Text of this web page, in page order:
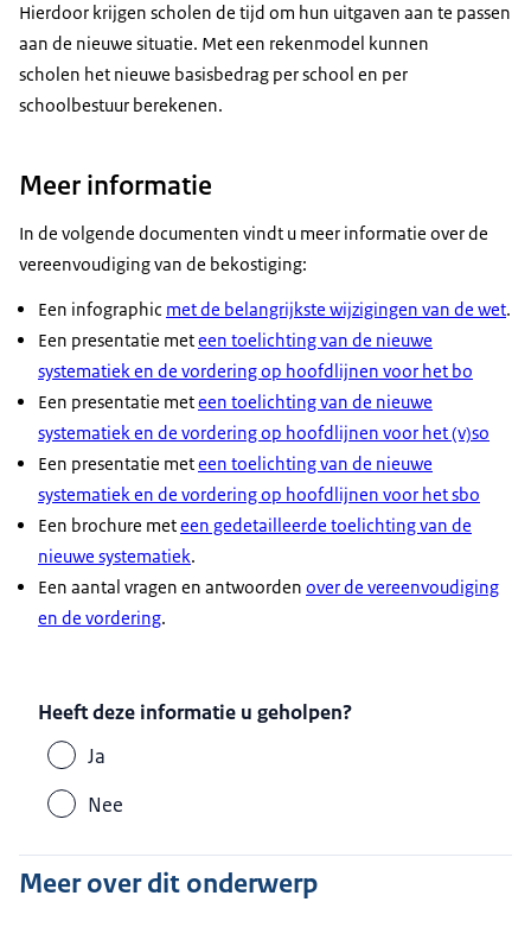
Hierdoor krijgen scholen de tijd om hun uitgaven aan te passen
aan de nieuwe situatie. Met een rekenmodel kunnen
scholen het nieuwe basisbedrag per school en per
schoolbestuur berekenen.
Meer informatie
In de volgende documenten vindt u meer informatie over de
vereenvoudiging van de bekostiging:
Een infographic met de belangrijkste wijzigingen van de wet.
Een presentatie meteen toelichting van de nieuwe
systematiek en de vordering op hoofdlijnen voor het bo
Een presentatie meteen toelichting van de nieuwe
systematiek en de vordering op hoofdlijnen voor het (v)so
Een presentatie meteen toelichting van de nieuwe
systematiek en de vordering op hoofdlijnen voor het sbo
Een brochure meteen gedetailleerde toelichting van de
nieuwe systematiek.
Een aantal vragen en antwoorden over de vereenvoudiging
en de vordering.
Heeft deze informatie u geholpen?
Ja
Nee
Meer over dit onderwerp